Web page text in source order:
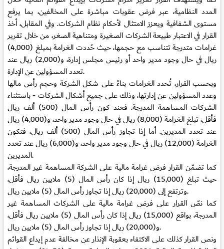
المدد النظامية، عبر فرض عقوبات مباشرة على المخالفين، بما يرفع
مستوى الشفافية ويعزز الامتثال لأحكام نظام الشركات. وفي المقابل، أخذ
القرار في الاعتبار طبيعة الشركات الصغيرة ومتناهية الصغر، من خلال تقرير
غرامات متدرجة تتناسب مع حجمها، حيث حُددت الغرامة بمبلغ (4,000)
ريال في حال وجود مدير واحد أو رئيس مجلس إدارة، و(2,000) ريال عند
تعدد المسؤولين عن الإدارة.
وبحسب القرار، تُحدد الغرامات بناءً على شكل الشركة وحجم رأس مالها
وعدد المسؤولين عن إدارتها، وذلك على جميع أشكال الشركات - باستثناء
الشركات المساهمة المدرجة. فعند كون رأس المال (500) ألف ريال
فأقل، تبلغ الغرامة (8,000) ريال في حال وجود مدير واحد، و(4,000) ريال
عند تعدد المديرين. أما إذا تجاوز رأس المال (500) ألف ريال، فتكون
الغرامة (12,000) ريال في حال وجود مدير واحد، و(6,000) ريال عند تعدد
المديرين.
كما تضمّن القرار فرض غرامة مالية على الشركة المساهمة غير المدرجة،
حيث تبلغ (15,000) ريال إذا كان رأس المال (5) ملايين ريال فأقل،
وترتفع إلى (20,000) ريال إذا تجاوز رأس المال (5) ملايين ريال.
كما نصّ القرار على فرض غرامة مالية على الشركات المساهمة غير
المدرجة، بواقع (15,000) ريال إذا كان رأس المال (5) ملايين ريال فأقل،
و(20,000) ريال إذا تجاوز رأس المال (5) ملايين ريال.
ونص القرار كذلك على الاكتفاء بعقوبة الإنذار عن مخالفة عدم إيداع القوائم